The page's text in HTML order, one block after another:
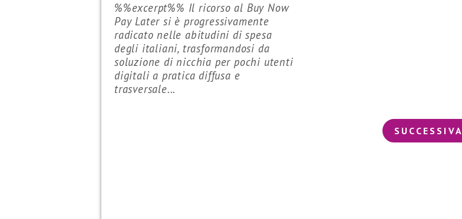
%%excerpt%% Il ricorso al Buy Now
Pay Later si è progressivamente
radicato nelle abitudini di spesa
degli italiani, trasformandosi da
soluzione di nicchia per pochi utenti
digitali a pratica diffusa e
trasversale...
SUCCESSIVA